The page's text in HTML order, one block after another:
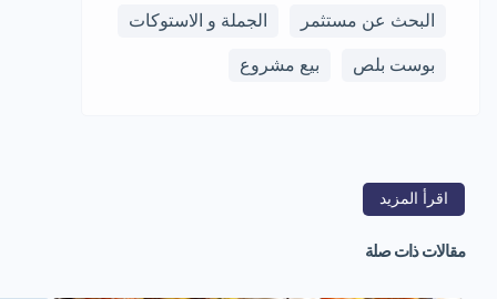
البحث عن مستثمر الجملة و الاستوكات
بوست بلص بيع مشروع
اقرأ المزيد
مقالات ذات صلة